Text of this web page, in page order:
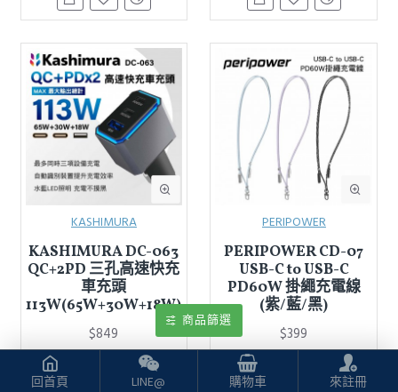
KASHIMURA
KASHIMURA DC-063
QC+2PD 三孔高速快充
車充頭
113W(65W+30W+18W)
$849
PERIPOWER
PERIPOWER CD-07
USB-C to USB-C
PD60W 掛繩充電線
(紫/藍/黑)
$399
回首頁 LINE@ 購物車 來註冊
商品篩選